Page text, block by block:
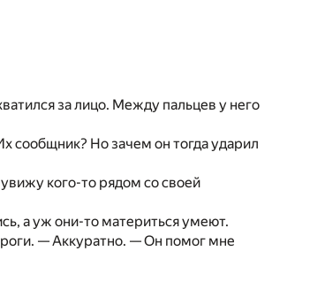
за лицо. Между пальцев у него
сообщник? Но зачем он тогда ударил
кого-то рядом со своей
а уж они-то материться умеют.
— Аккуратно. — Он помог мне